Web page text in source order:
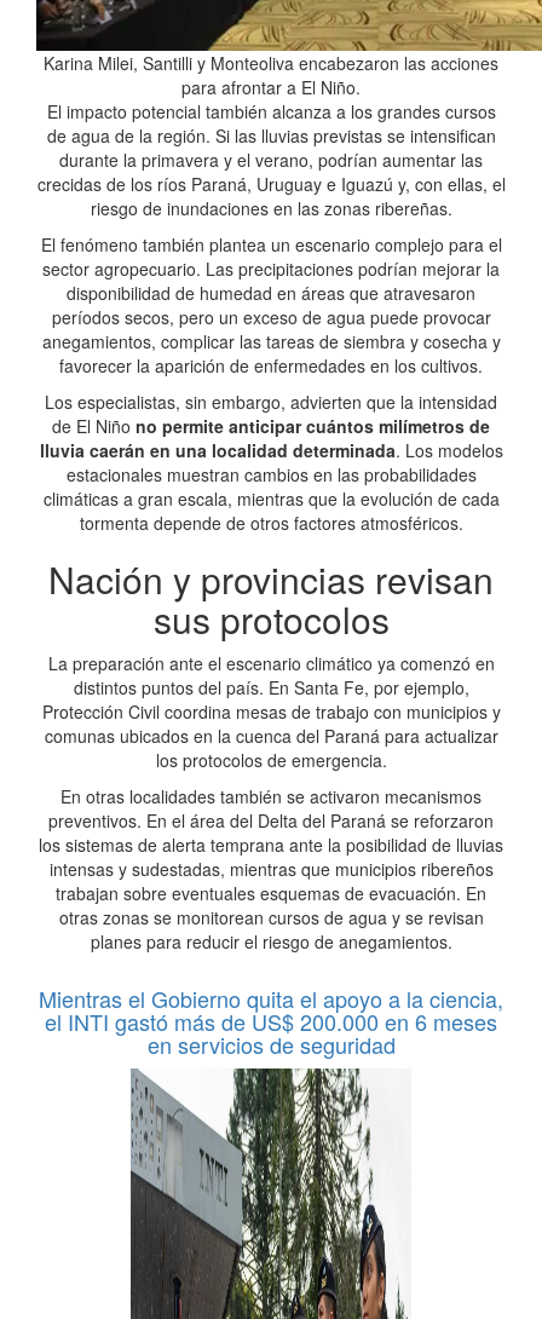
Karina Milei, Santilli y Monteoliva encabezaron las acciones
para afrontar a El Niño.
El impacto potencial también alcanza a los grandes cursos
de agua de la región. Si las lluvias previstas se intensifican
durante la primavera y el verano, podrían aumentar las
crecidas de los ríos Paraná, Uruguay e Iguazú y, con ellas, el
riesgo de inundaciones en las zonas ribereñas.
El fenómeno también plantea un escenario complejo para el
sector agropecuario. Las precipitaciones podrían mejorar la
disponibilidad de humedad en áreas que atravesaron
períodos secos, pero un exceso de agua puede provocar
anegamientos, complicar las tareas de siembra y cosecha y
favorecer la aparición de enfermedades en los cultivos.
Los especialistas, sin embargo, advierten que la intensidad
de El Niño no permite anticipar cuántos milímetros de
lluvia caerán en una localidad determinada. Los modelos
estacionales muestran cambios en las probabilidades
climáticas a gran escala, mientras que la evolución de cada
tormenta depende de otros factores atmosféricos.
Nación y provincias revisan
sus protocolos
La preparación ante el escenario climático ya comenzó en
distintos puntos del país. En Santa Fe, por ejemplo,
Protección Civil coordina mesas de trabajo con municipios y
comunas ubicados en la cuenca del Paraná para actualizar
los protocolos de emergencia.
En otras localidades también se activaron mecanismos
preventivos. En el área del Delta del Paraná se reforzaron
los sistemas de alerta temprana ante la posibilidad de lluvias
intensas y sudestadas, mientras que municipios ribereños
trabajan sobre eventuales esquemas de evacuación. En
otras zonas se monitorean cursos de agua y se revisan
planes para reducir el riesgo de anegamientos.
Mientras el Gobierno quita el apoyo a la ciencia,
el INTI gastó más de US$ 200.000 en 6 meses
en servicios de seguridad